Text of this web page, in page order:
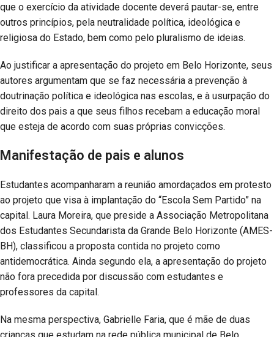
que o exercício da atividade docente deverá pautar-se, entre
outros princípios, pela neutralidade política, ideológica e
religiosa do Estado, bem como pelo pluralismo de ideias.
Ao justificar a apresentação do projeto em Belo Horizonte, seus
autores argumentam que se faz necessária a prevenção à
doutrinação política e ideológica nas escolas, e à usurpação do
direito dos pais a que seus filhos recebam a educação moral
que esteja de acordo com suas próprias convicções.
Manifestação de pais e alunos
Estudantes acompanharam a reunião amordaçados em protesto
ao projeto que visa à implantação do “Escola Sem Partido” na
capital. Laura Moreira, que preside a Associação Metropolitana
dos Estudantes Secundarista da Grande Belo Horizonte (AMES-
BH), classificou a proposta contida no projeto como
antidemocrática. Ainda segundo ela, a apresentação do projeto
não fora precedida por discussão com estudantes e
professores da capital.
Na mesma perspectiva, Gabrielle Faria, que é mãe de duas
crianças que estudam na rede pública municipal de Belo